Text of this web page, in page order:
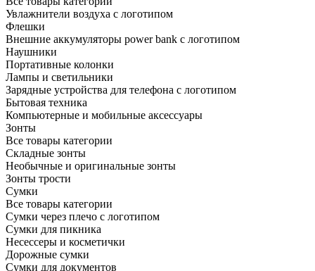
Увлажнители воздуха с логотипом
Флешки
Внешние аккумуляторы power bank с логотипом
Наушники
Портативные колонки
Лампы и светильники
Зарядные устройства для телефона с логотипом
Бытовая техника
Компьютерные и мобильные аксессуары
Зонты
Все товары категории
Складные зонты
Необычные и оригинальные зонты
Зонты трости
Сумки
Все товары категории
Сумки через плечо с логотипом
Сумки для пикника
Несессеры и косметички
Дорожные сумки
Сумки для документов